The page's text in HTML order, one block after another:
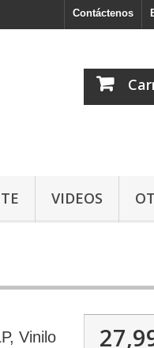
Contáctenos
VIDEOS
Vinilo